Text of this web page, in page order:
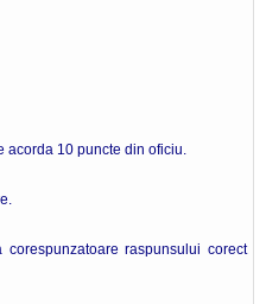
acorda 10 puncte din oficiu.
raspunsului corect